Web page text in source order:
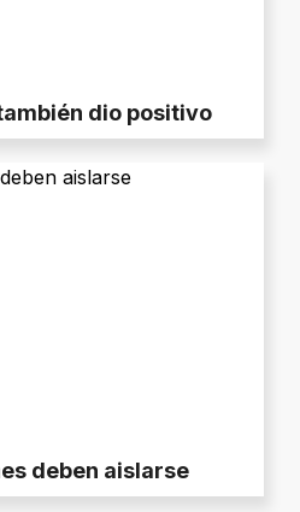
dio positivo
deben aislarse